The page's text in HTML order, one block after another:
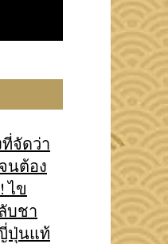
ที่จัดว่า
นต้อง
ไข
บชา
ปุ่นแท้